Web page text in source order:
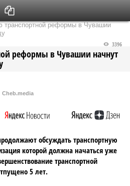
в Чувашии
транспортной реформы в Чувашии
реформы в Чувашии начнут
3396
Cheb.media
обсуждать транспортную
которой должна начаться уже
транспортной
5 лет.